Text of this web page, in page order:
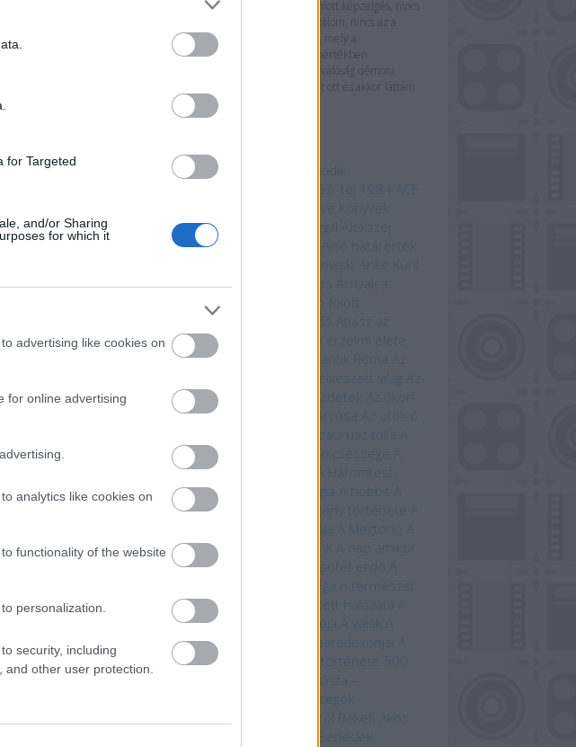
for Targeted
and/or Sharing
for which it
advertising like cookies on
for online advertising
analytics like cookies on
functionality of the website
personalization.
security, including
other user protection.
„Nincs az a bomlott képzelgés, nincs
az a tébolyult lázálom, nincs az a
beteges bódulat, mely a
legcsekélyebb mértékben
vetekedhetne a valóság démoni
torzulatával, amit ott és akkor láttam
100 beszédes tárgy a Harmadik
1152. tél 1984 ACE
Agave Könyvek
Akkord Kiadó
Alastair Fothergill
Alekszej
Kalugin Allansia bérgyilkosai
Alsó határérték
Andrzej Sapkowski Anke Kuhl
Anna Claybourne
Árnyak a
sötétben Árnyék Innsmouth fölött
asztrofizika
Athenaeum Kiadó
Atlasz az
óceánokról
Az állatok érzelmi élete
Az állatok szerelmi élete
Az antik Róma Az
Az elveszett világ Az
emberiség története – A kezdetek Az ókori
Görögország
Az országút harcosa Az utolsó
A dinoszaurusz tolla A
fák titkos élete
A farkasok bölcsessége
A
földi idegenek
A Háromtest-
probléma A háromtest-trilógia A hobbit A
Hobbit művészete
A képregény története
A
A Krampusz éjszakája A Megtorló
A
megvetés ideje
A mi bolygónk A nap amikor
megtörténik
A sötét erdő
A
A temetők élővilága A természet
jelbeszéde
A természet rejtett hálózata A
tó úrnője A Tűzhegy varázslója A vaják A
végzet kardja
A versengés paradoxonjai A
veszedelem kikötője
A világ története 500
Bakancslista –
Befejezetlen regék
Békefi Ákos
Benedek